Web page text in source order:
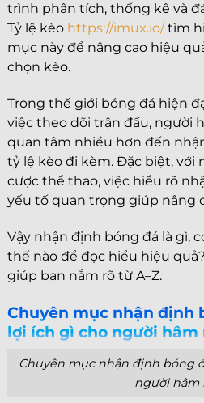
trình phân tích, thống kê và
Tỷ lệ kèo https://imux.io/tìm
mục này để nâng cao hiệu
chọn kèo.
Trong thế giới bóng đá hiện
việc theo dõi trận đấu, người
quan tâm nhiều hơn đến
tỷ lệ kèo đi kèm. Đặc biệt, với
cược thể thao, việc hiểu rõ
yếu tố quan trọng giúp nâng
Vậy nhận định bóng đá là gì,
thế nào để đọc hiểu hiệu
giúp bạn nắm rõ từ A–Z.
Chuyên mục nhận định
lợi ích gì cho người hâm
Chuyên mục nhận định bóng
người hâm